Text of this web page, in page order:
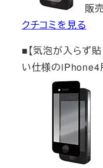
販
クチコミを見る
■【気泡が入らず
い仕様のiPhone4